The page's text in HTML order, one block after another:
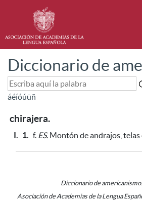
Diccionario de
áéíóúüñ
chirajera.
I. 1. f. ES. Montón de andrajos, telas
Diccionario de
Asociación de Academias de la Lengua